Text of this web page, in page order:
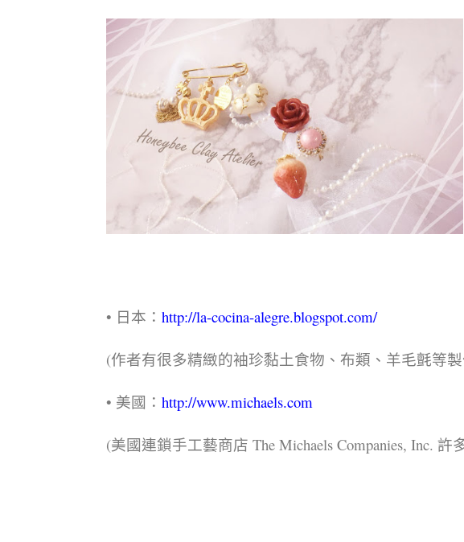
• 日本： http://la-cocina-alegre.blogspot.com/
(作者有很多精緻的袖珍黏土食物、布類、羊毛氈等
• 美國： http://www.michaels.com
(美國連鎖手工藝商店 The Michaels Companies, Inc.